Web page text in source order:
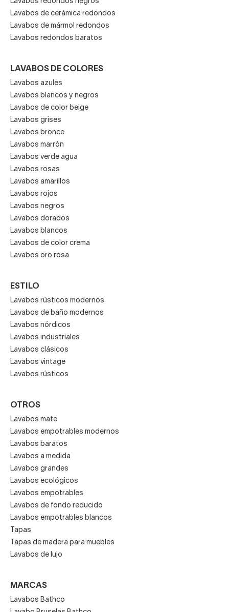
estético, reside en que son muy
sencillos de mantener.
Lavabos de cerámica redondos
Lavabos de mármol redondos
Lavabos redondos baratos
LAVABOS DE COLORES
Lavabos azules
Lavabos blancos y negros
Lavabos de color beige
Lavabos grises
Lavabos bronce
Lavabos marrón
Lavabos verde agua
Lavabos rosas
Lavabos amarillos
Lavabos rojos
Lavabos negros
Lavabos dorados
Lavabos blancos
Lavabos de color crema
Lavabos oro rosa
ESTILO
Lavabos rústicos modernos
Lavabos de baño modernos
Lavabos nórdicos
Lavabos industriales
Lavabos clásicos
Lavabos vintage
Lavabos rústicos
OTROS
Lavabos mate
Lavabos empotrables modernos
Lavabos baratos
Lavabos a medida
Lavabos grandes
Lavabos ecológicos
Lavabos empotrables
Lavabos de fondo reducido
Lavabos empotrables blancos
Tapas
Tapas de madera para muebles
Lavabos de lujo
MARCAS
Lavabos Bathco